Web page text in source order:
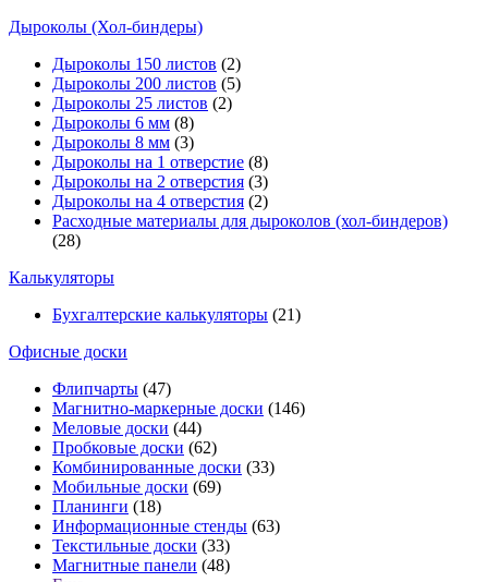
Дыроколы (Хол-биндеры)
Дыроколы 150 листов (2)
Дыроколы 200 листов (5)
Дыроколы 25 листов (2)
Дыроколы 6 мм (8)
Дыроколы 8 мм (3)
Дыроколы на 1 отверстие (8)
Дыроколы на 2 отверстия (3)
Дыроколы на 4 отверстия (2)
Расходные материалы для дыроколов (хол-биндеров)
(28)
Калькуляторы
Бухгалтерские калькуляторы (21)
Офисные доски
Флипчарты (47)
Магнитно-маркерные доски (146)
Меловые доски (44)
Пробковые доски (62)
Комбинированные доски (33)
Мобильные доски (69)
Планинги (18)
Информационные стенды (63)
Текстильные доски (33)
Магнитные панели (48)